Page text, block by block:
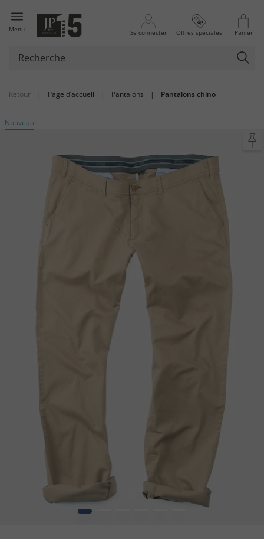
Menu Se connecter Offres spéciales Panier
Retour | Page d’accueil | Pantalons | Pantalons chino
Nouveau
1